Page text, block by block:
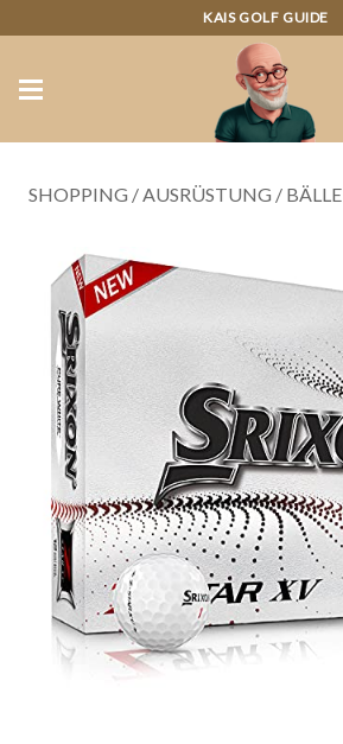
KAIS GOLF GUIDE
SHOPPING /AUSRÜSTUNG / BÄLLE